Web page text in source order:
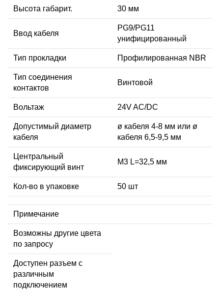
Высота габарит. 30 мм
Ввод кабеля
PG9/PG11
унифицированный
Тип прокладки Профилированная NBR
Тип соединения
контактов
Винтовой
Вольтаж 24V AC/DC
Допустимый диаметр
кабеля
ø кабеля 4-8 мм или ø
кабеля 6,5-9,5 мм
Центральный
фиксирующий винт
М3 L=32,5 мм
Кол-во в упаковке 50 шт
Примечание
Возможны другие цвета
по запросу
Доступен разъем с
различным
подключением